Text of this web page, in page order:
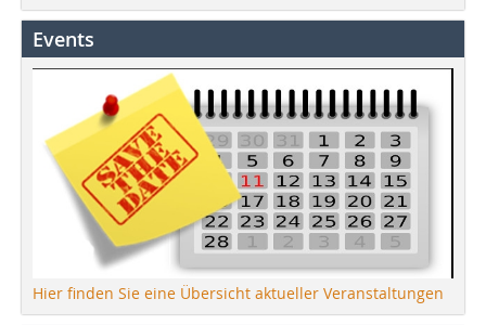
Events
Hier finden Sie eine Übersicht aktueller Veranstaltungen